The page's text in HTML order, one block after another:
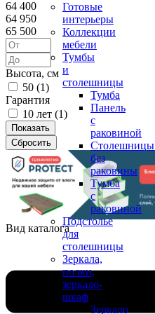
Готовые
интерьеры
Коллекции
мебели
Тумбы
и
столешницы
Тумба
Панель
с
раковиной
Столешницы
без
раковины
Тумба
с
раковиной
Подстолье
для
столешницы
Зеркала,
полки,
зеркало-
шкаф
Зеркало
64 400
64 950
65 500
Высота, см
50 (1)
Гарантия
10 лет (1)
Вид каталога